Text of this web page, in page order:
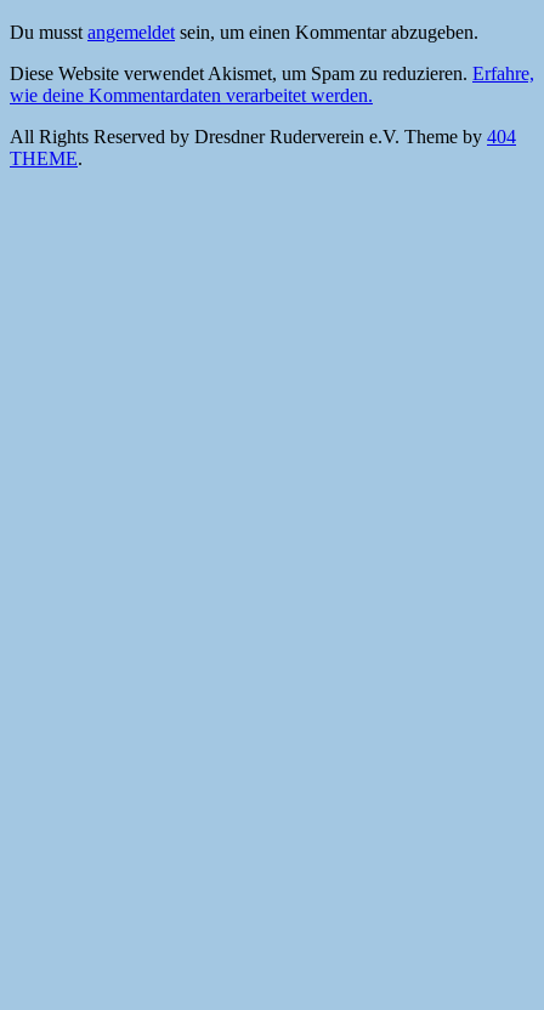
Du musst angemeldet sein, um einen Kommentar abzugeben.
Diese Website verwendet Akismet, um Spam zu reduzieren. Erfahre,
wie deine Kommentardaten verarbeitet werden.
All Rights Reserved by Dresdner Ruderverein e.V. Theme by 404
THEME.